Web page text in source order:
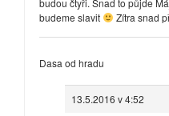
budeme slavit
Zítra snad
Dasa od hradu
13.5.2016 v 4:52